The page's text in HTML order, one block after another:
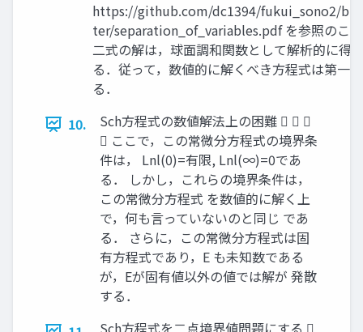
https://github.com/dc1394/fukui_sono2/
ter/separation_of_variables.pdf を参照のこ
二式の解は，球面調和関数として解析的に得
る．従って，数値的に解くべき方程式は第一
る．
10.
Sch方程式の数値解法上の困難   
 ここで，この常微分方程式の境界条
件は， Lnl(0)=有限, Lnl(∞)=0であ
る． しかし，これらの境界条件は，
この常微分方程式 を数値的に解く上
で，何も言っていないのと同じ であ
る． さらに，この常微分方程式は固
有方程式であり，E も未知数である
が，Eが固有値以外の値では解が 発散
する．